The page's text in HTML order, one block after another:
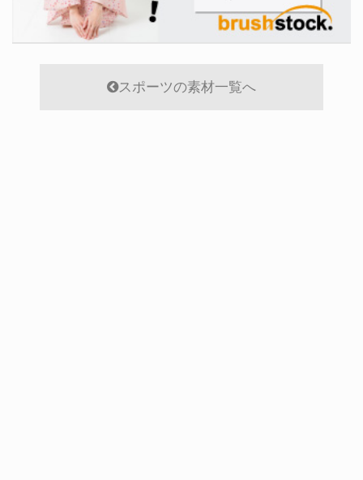
スポーツの素材一覧へ